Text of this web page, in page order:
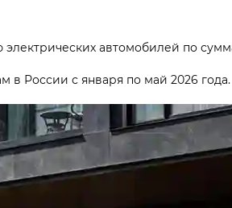
автомобилей по
в России с января по май 2026 года.